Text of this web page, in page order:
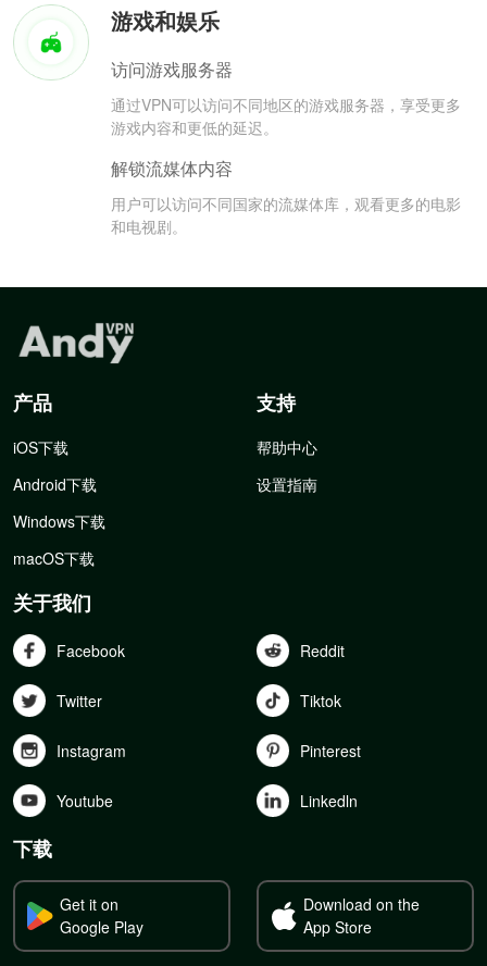
游戏和娱乐
访问游戏服务器
通过VPN可以访问不同地区的游戏服务器，享受更多
游戏内容和更低的延迟。
解锁流媒体内容
用户可以访问不同国家的流媒体库，观看更多的电影
和电视剧。
产品
iOS下载
Android下载
Windows下载
macOS下载
支持
帮助中心
设置指南
关于我们
Facebook Reddit
Twitter Tiktok
Instagram Pinterest
Youtube Linkedln
下载
Get it on
Google Play
Download on the
App Store